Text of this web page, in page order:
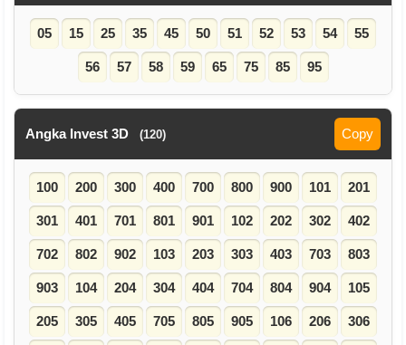
05 15 25 35 45 50 51 52 53 54 55
56 57 58 59 65 75 85 95
Angka Invest 3D (120) Copy
100 200 300 400 700 800 900 101 201
301 401 701 801 901 102 202 302 402
702 802 902 103 203 303 403 703 803
903 104 204 304 404 704 804 904 105
205 305 405 705 805 905 106 206 306